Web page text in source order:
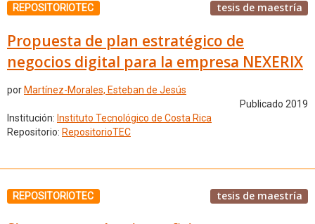
REPOSITORIOTEC tesis de maestría
Propuesta de plan estratégico de
negocios digital para la empresa NEXERIX
por Martínez-Morales, Esteban de Jesús
Publicado 2019
Institución: Instituto Tecnológico de Costa Rica
Repositorio: RepositorioTEC
REPOSITORIOTEC tesis de maestría